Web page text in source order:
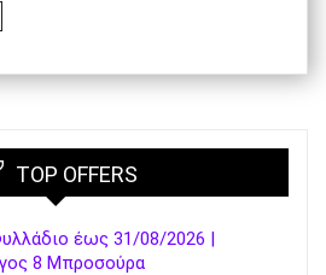
TOP OFFERS
έως 31/08/2026 |
8 Μπροσούρα